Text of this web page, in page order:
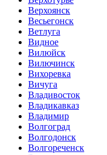
Верхоянск
Весьегонск
Ветлуга
Видное
Вилюйск
Вилючинск
Вихоревка
Вичуга
Владивосток
Владикавказ
Владимир
Волгоград
Волгодонск
Волгореченск